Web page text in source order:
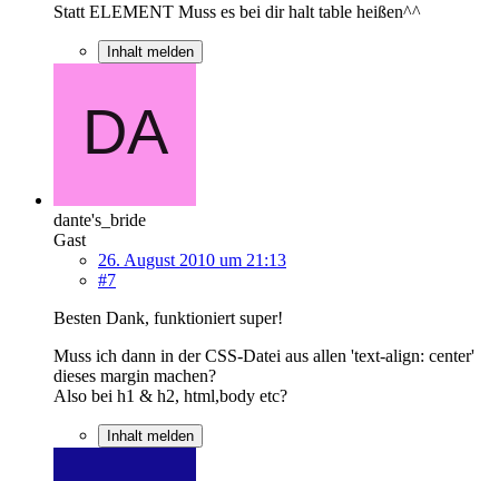
Statt ELEMENT Muss es bei dir halt table heißen^^
Inhalt melden
dante's_bride
Gast
26. August 2010 um 21:13
#7
Besten Dank, funktioniert super!
Muss ich dann in der CSS-Datei aus allen 'text-align: center'
dieses margin machen?
Also bei h1 & h2, html,body etc?
Inhalt melden